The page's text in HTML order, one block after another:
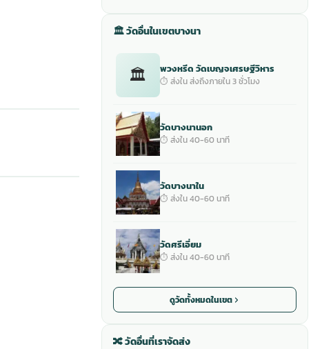
🏛 วัดอื่นในเขตบางนา
🏛 พวงหรีด วัดเบญจเศรษฐีวิหาร
⏱ ส่งใน ส่งถึงภายใน 3 ชั่วโมง
วัดบางนานอก
⏱ ส่งใน 40-60 นาที
วัดบางนาใน
⏱ ส่งใน 40-60 นาที
วัดศรีเอี่ยม
⏱ ส่งใน 40-60 นาที
ดูวัดทั้งหมดในเขต
🔀 วัดอื่นที่เราจัดส่ง